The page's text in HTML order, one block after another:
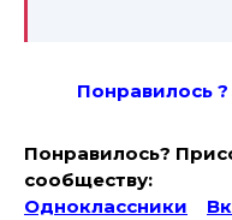
Понравилось
Понравилось?
сообществу:
Одноклассники